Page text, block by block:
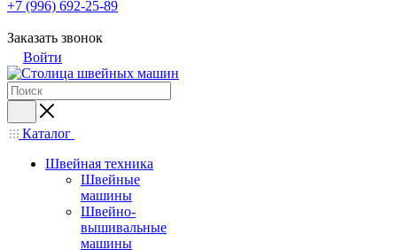
+7 (996) 692-25-89
Заказать звонок
Войти
Каталог
Швейная техника
Швейные
машины
Швейно-
вышивальные
машины